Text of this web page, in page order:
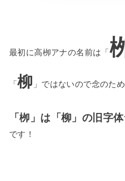
最初に高栁アナの名前は「
「柳 」ではないので念のため
「栁」は「柳」の旧字体
です！